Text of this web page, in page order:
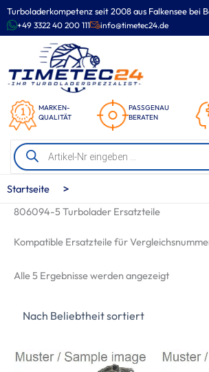
Turboladerkompetenz seit 2008 aus Falkensee bei
+49 3322 40 200 111 info@timetec24.de
MARKEN-
QUALITÄT
PASSGENAU
BERATEN
Products
search
Zum
Inhalt
springen
Startseite >
806094-5 Turbolader Ersatzteile
Kompatible Ersatzteile für
Alle 5 Ergebnisse werden angezeigtNach